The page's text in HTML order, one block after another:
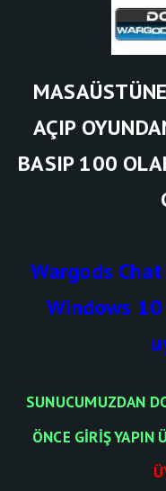
AÇIP
BASIP 100
Wargods
Windows
SUNUCUMUZDAN
ÖNCE GIRIŞ YAPIN